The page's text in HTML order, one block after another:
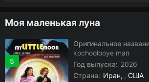
Моя маленькая луна
5
Оригинальное
kochoolooye man
Год выпуска: 2026
Страна: Иран , США